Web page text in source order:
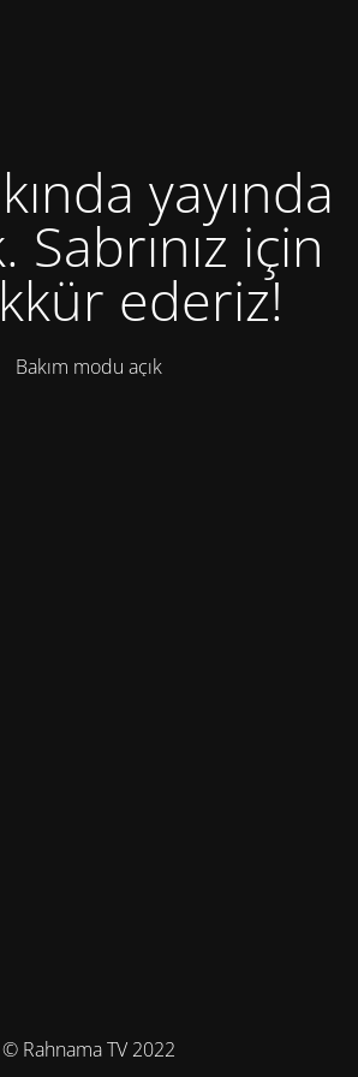
yayında
Sabrınız için
ederiz!
Bakım modu açık
© Rahnama TV 2022